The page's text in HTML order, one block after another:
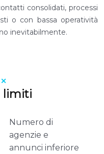
consolidati, processi
o con bassa operatività
inevitabilmente.
limiti
Numero di
agenzie e
annunci inferiore